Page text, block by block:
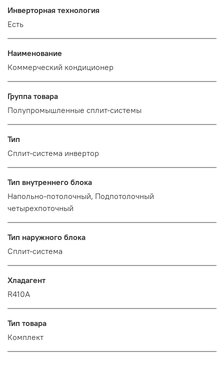
Инверторная технология
Есть
Наименование
Коммерческий кондиционер
Группа товара
Полупромышленные сплит-системы
Тип
Сплит-система инвертор
Тип внутреннего блока
Напольно-потолочный, Подпотолочный
четырехпоточный
Тип наружного блока
Сплит-система
Хладагент
R410A
Тип товара
Комплект